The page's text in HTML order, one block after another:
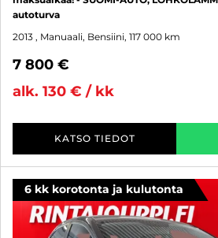
autoturva
2013 , Manuaali, Bensiini, 117 000 km
7 800 €
alk. 130 € / kk
KATSO TIEDOT
6 kk korotonta ja kulutonta